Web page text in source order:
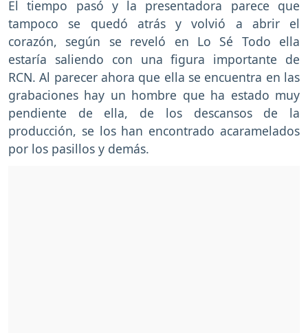
El tiempo pasó y la presentadora parece que
tampoco se quedó atrás y volvió a abrir el
corazón, según se reveló en Lo Sé Todo ella
estaría saliendo con una figura importante de
RCN. Al parecer ahora que ella se encuentra en las
grabaciones hay un hombre que ha estado muy
pendiente de ella, de los descansos de la
producción, se los han encontrado acaramelados
por los pasillos y demás.